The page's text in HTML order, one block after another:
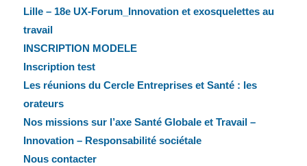
Lille – 18e UX-Forum_Innovation et exosquelettes au
travail
INSCRIPTION MODELE
Inscription test
Les réunions du Cercle Entreprises et Santé : les
orateurs
Nos missions sur l’axe Santé Globale et Travail –
Innovation – Responsabilité sociétale
Nous contacter